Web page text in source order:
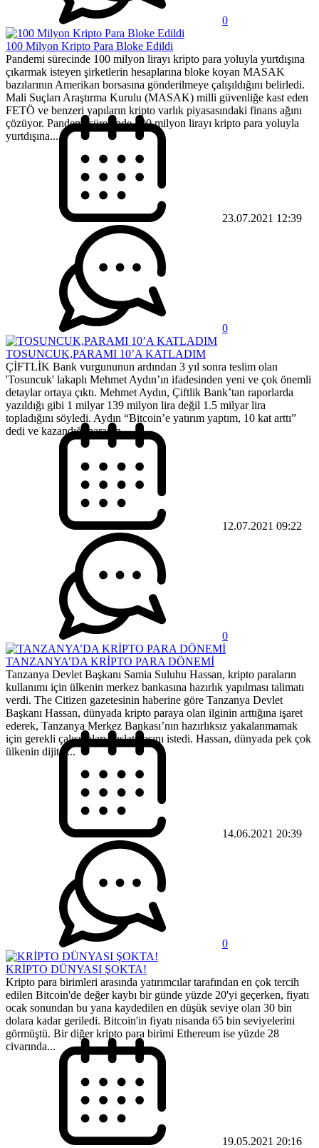
0
100 Milyon Kripto Para Bloke Edildi
Pandemi sürecinde 100 milyon lirayı kripto para yoluyla yurtdışına
çıkarmak isteyen şirketlerin hesaplarına bloke koyan MASAK
bazılarının Amerikan borsasına gönderilmeye çalışıldığını belirledi.
Mali Suçları Araştırma Kurulu (MASAK) milli güvenliğe kast eden
FETÖ ve benzeri yapıların kripto varlık piyasasındaki finans ağını
çözüyor. Pandemi sürecinde 100 milyon lirayı kripto para yoluyla
yurtdışına...
23.07.2021 12:39
0
TOSUNCUK,PARAMI 10’A KATLADIM
ÇİFTLİK Bank vurgununun ardından 3 yıl sonra teslim olan
'Tosuncuk' lakaplı Mehmet Aydın’ın ifadesinden yeni ve çok önemli
detaylar ortaya çıktı. Mehmet Aydın, Çiftlik Bank’tan raporlarda
yazıldığı gibi 1 milyar 139 milyon lira değil 1.5 milyar lira
topladığını söyledi. Aydın “Bitcoin’e yatırım yaptım, 10 kat arttı”
dedi ve kazandığı paranın...
12.07.2021 09:22
0
TANZANYA’DA KRİPTO PARA DÖNEMİ
Tanzanya Devlet Başkanı Samia Suluhu Hassan, kripto paraların
kullanımı için ülkenin merkez bankasına hazırlık yapılması talimatı
verdi. The Citizen gazetesinin haberine göre Tanzanya Devlet
Başkanı Hassan, dünyada kripto paraya olan ilginin arttığına işaret
ederek, Tanzanya Merkez Bankası’nın hazırlıksız yakalanmamak
için gerekli çalışmaları başlatmasını istedi. ​Hassan, dünyada pek çok
ülkenin dijital...
14.06.2021 20:39
0
KRİPTO DÜNYASI ŞOKTA!
Kripto para birimleri arasında yatırımcılar tarafından en çok tercih
edilen Bitcoin'de değer kaybı bir günde yüzde 20'yi geçerken, fiyatı
ocak sonundan bu yana kaydedilen en düşük seviye olan 30 bin
dolara kadar geriledi. Bitcoin'in fiyatı nisanda 65 bin seviyelerini
görmüştü. Bir diğer kripto para birimi Ethereum ise yüzde 28
civarında...
19.05.2021 20:16